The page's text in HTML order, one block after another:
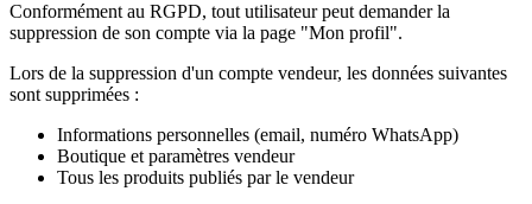
Conformément au RGPD, tout utilisateur peut demander la
suppression de son compte via la page "Mon profil".
Lors de la suppression d'un compte vendeur, les données suivantes
sont supprimées :
Informations personnelles (email, numéro WhatsApp)
Boutique et paramètres vendeur
Tous les produits publiés par le vendeur